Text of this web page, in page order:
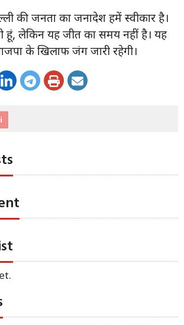
की जनता का जनादेश हमें स्वीकार है।
हूं, लेकिन यह जीत का समय नहीं है। यह
के खिलाफ जंग जारी रहेगी।